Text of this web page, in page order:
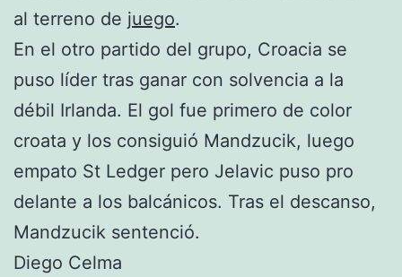
al terreno de juego.
En el otro partido del grupo, Croacia se
puso líder tras ganar con solvencia a la
débil Irlanda. El gol fue primero de color
croata y los consiguió Mandzucik, luego
empato St Ledger pero Jelavic puso pro
delante a los balcánicos. Tras el descanso,
Mandzucik sentenció.
Diego Celma